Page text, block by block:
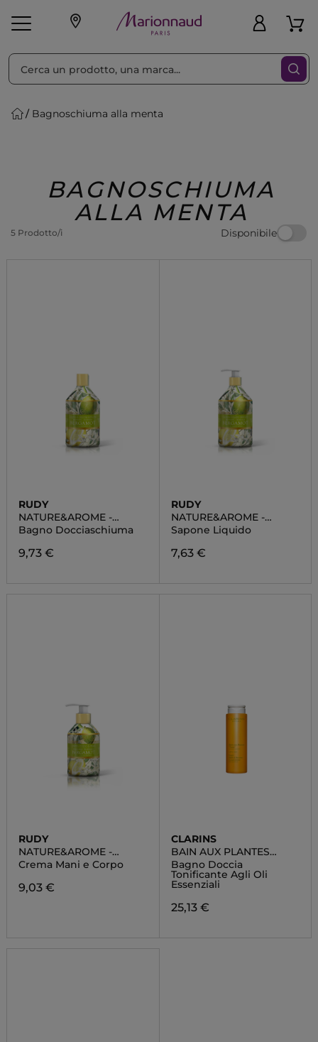
Make-up Profumi
Regalo
Bagnoschiuma alla menta
BAGNOSCHIUMA
ALLA MENTA
5 Prodotto/i Disponibile
Ordina per Filtra
RUDY
NATURE&AROME -
BERGAMOTTO
Bagno Docciaschiuma
9,73 €
RUDY
NATURE&AROME -
BERGAMOTTO
Sapone Liquido
7,63 €
RUDY
NATURE&AROME -
BERGAMOTTO
Crema Mani e Corpo
9,03 €
CLARINS
BAIN AUX PLANTES
"TONIC
Bagno Doccia
Tonificante Agli Oli
Essenziali
25,13 €